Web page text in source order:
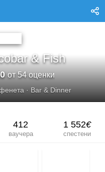
& Fish
от 54 оценки
· Bar & Dinner
412
ваучера
1 552€
спестени